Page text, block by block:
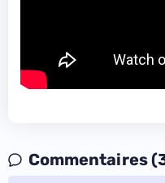
Commentaires